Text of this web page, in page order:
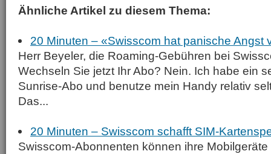
Ähnliche Artikel zu diesem Thema:
20 Minuten – «Swisscom hat panische Angst
Herr Beyeler, die Roaming-Gebühren bei
Wechseln Sie jetzt Ihr Abo? Nein. Ich habe ein
Sunrise-Abo und benutze mein Handy relativ
Das...
20 Minuten – Swisscom schafft SIM-
Swisscom-Abonnenten können ihre